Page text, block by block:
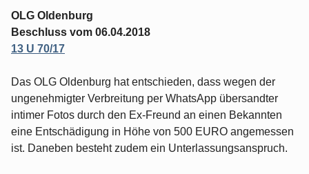
OLG Oldenburg
Beschluss vom 06.04.2018
13 U 70/17
Das OLG Oldenburg hat entschieden, dass wegen der
ungenehmigter Verbreitung per WhatsApp übersandter
intimer Fotos durch den Ex-Freund an einen Bekannten
eine Entschädigung in Höhe von 500 EURO angemessen
ist. Daneben besteht zudem ein Unterlassungsanspruch.